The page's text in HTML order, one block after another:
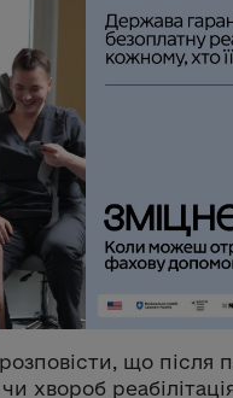
що після
хвороб